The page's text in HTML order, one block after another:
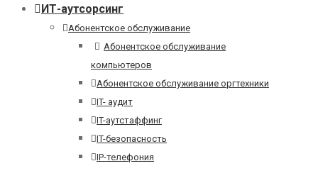
ИТ-аутсорсинг
Абонентское обслуживание
Абонентское обслуживание
компьютеров
Абонентское обслуживание оргтехники
IT- аудит
IT-аутстаффинг
IT-безопасность
IP-телефония